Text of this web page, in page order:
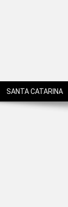
SANTA CATARINA